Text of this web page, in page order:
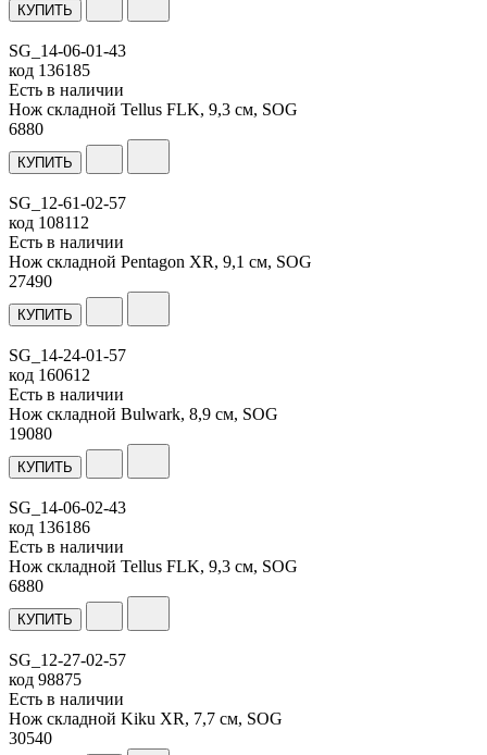
КУПИТЬ
SG_14-06-01-43
код 136185
Есть в наличии
Нож складной Tellus FLK, 9,3 см, SOG
6880
КУПИТЬ
SG_12-61-02-57
код 108112
Есть в наличии
Нож складной Pentagon XR, 9,1 см, SOG
27490
КУПИТЬ
SG_14-24-01-57
код 160612
Есть в наличии
Нож складной Bulwark, 8,9 см, SOG
19080
КУПИТЬ
SG_14-06-02-43
код 136186
Есть в наличии
Нож складной Tellus FLK, 9,3 см, SOG
6880
КУПИТЬ
SG_12-27-02-57
код 98875
Есть в наличии
Нож складной Kiku XR, 7,7 см, SOG
30540